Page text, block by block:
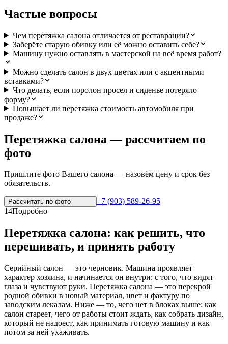
Частые вопросы
Чем перетяжка салона отличается от реставрации?
Заберёте старую обивку или её можно оставить себе?
Машину нужно оставлять в мастерской на всё время работ?
Можно сделать салон в двух цветах или с акцентными
вставками?
Что делать, если поролон просел и сиденье потеряло
форму?
Повышает ли перетяжка стоимость автомобиля при
продаже?
Перетяжка салона — рассчитаем по
фото
Пришлите фото Вашего салона — назовём цену и срок без
обязательств.
Рассчитать по фото
+7 (903) 589-26-95
14Подробно
Перетяжка салона: как решить, что
перешивать, и принять работу
Серийный салон — это черновик. Машина проявляет
характер хозяина, и начинается он внутри: с того, что видят
глаза и чувствуют руки. Перетяжка салона — это перекрой
родной обивки в новый материал, цвет и фактуру по
заводским лекалам. Ниже — то, чего нет в блоках выше: как
салон стареет, чего от работы стоит ждать, как собрать дизайн,
который не надоест, как принимать готовую машину и как
потом за ней ухаживать.